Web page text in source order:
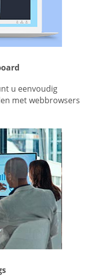
u eenvoudig
met webbrowsers